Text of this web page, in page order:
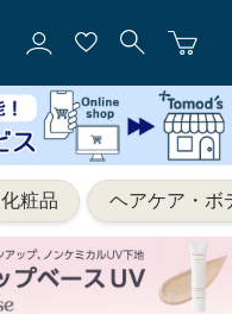
化粧品 ヘアケア・ボ